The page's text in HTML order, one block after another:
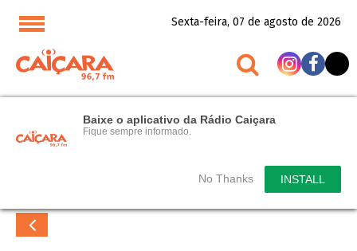
Baixe o aplicativo da Rádio Caiçara
Fique sempre informado.
No Thanks INSTALL
Sexta-feira, 07 de agosto de 2026